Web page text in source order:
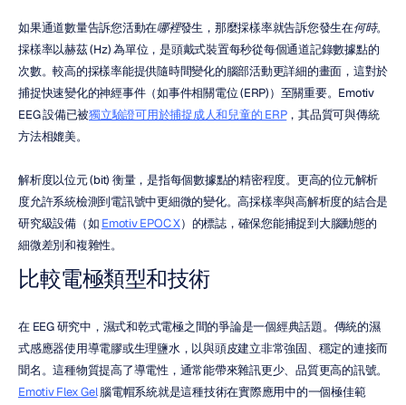
如果通道數量告訴您活動在哪裡發生，那麼採樣率就告訴您發生在何時。
採樣率以赫茲 (Hz) 為單位，是頭戴式裝置每秒從每個通道記錄數據點的
次數。較高的採樣率能提供隨時間變化的腦部活動更詳細的畫面，這對於
捕捉快速變化的神經事件（如事件相關電位 (ERP)）至關重要。Emotiv
EEG 設備已被獨立驗證可用於捕捉成人和兒童的 ERP，其品質可與傳統
方法相媲美。
解析度以位元 (bit) 衡量，是指每個數據點的精密程度。更高的位元解析
度允許系統檢測到電訊號中更細微的變化。高採樣率與高解析度的結合是
研究級設備（如 Emotiv EPOC X）的標誌，確保您能捕捉到大腦動態的
細微差別和複雜性。
比較電極類型和技術
在 EEG 研究中，濕式和乾式電極之間的爭論是一個經典話題。傳統的濕
式感應器使用導電膠或生理鹽水，以與頭皮建立非常強固、穩定的連接而
聞名。這種物質提高了導電性，通常能帶來雜訊更少、品質更高的訊號。
Emotiv Flex Gel 腦電帽系統就是這種技術在實際應用中的一個極佳範